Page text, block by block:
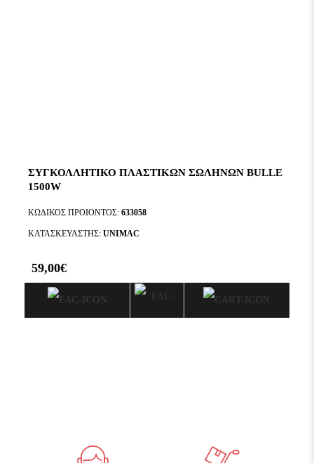
ΣΥΓΚΟΛΛΗΤΙΚΟ ΠΛΑΣΤΙΚΩΝ ΣΩΛΗΝΩΝ BULLE
1500W
ΚΩΔΙΚΟΣ ΠΡΟΙΟΝΤΟΣ: 633058
ΚΑΤΑΣΚΕΥΑΣΤΗΣ: UNIMAC
59,00€